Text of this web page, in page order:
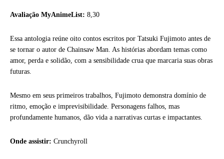
Avaliação MyAnimeList: 8,30
Essa antologia reúne oito contos escritos por Tatsuki Fujimoto antes de
se tornar o autor de Chainsaw Man. As histórias abordam temas como
amor, perda e solidão, com a sensibilidade crua que marcaria suas obras
futuras.
Mesmo em seus primeiros trabalhos, Fujimoto demonstra domínio de
ritmo, emoção e imprevisibilidade. Personagens falhos, mas
profundamente humanos, dão vida a narrativas curtas e impactantes.
Onde assistir: Crunchyroll